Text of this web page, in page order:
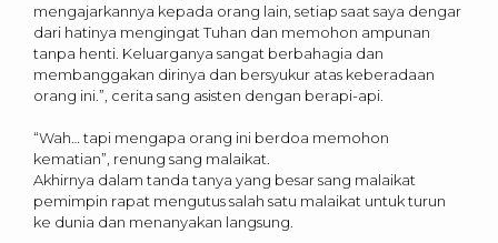
mengajarkannya kepada orang lain, setiap saat saya dengar
dari hatinya mengingat Tuhan dan memohon ampunan
tanpa henti. Keluarganya sangat berbahagia dan
membanggakan dirinya dan bersyukur atas keberadaan
orang ini.”, cerita sang asisten dengan berapi-api.
“Wah… tapi mengapa orang ini berdoa memohon
kematian”, renung sang malaikat.
Akhirnya dalam tanda tanya yang besar sang malaikat
pemimpin rapat mengutus salah satu malaikat untuk turun
ke dunia dan menanyakan langsung.